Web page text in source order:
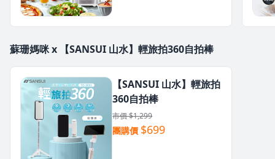
蘇珊媽咪 x 【SANSUI 山水】輕旅拍360自拍棒
【SANSUI 山水】輕旅拍
360自拍棒
市價 $1,299
團購價 $699